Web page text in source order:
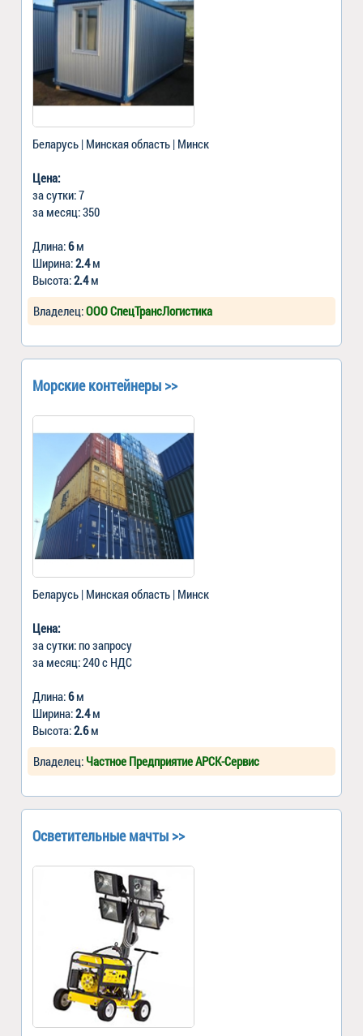
Беларусь | Минская область | Минск
Цена:
за сутки: 7
за месяц: 350
Длина:6м
Ширина:2.4м
Высота:2.4м
Владелец:ООО СпецТрансЛогистика
Морские контейнеры >>
Беларусь | Минская область | Минск
Цена:
за сутки: по запросу
за месяц: 240 c НДС
Длина:6м
Ширина:2.4м
Высота:2.6м
Владелец: Частное Предприятие АРСК-Сервис
Осветительные мачты >>